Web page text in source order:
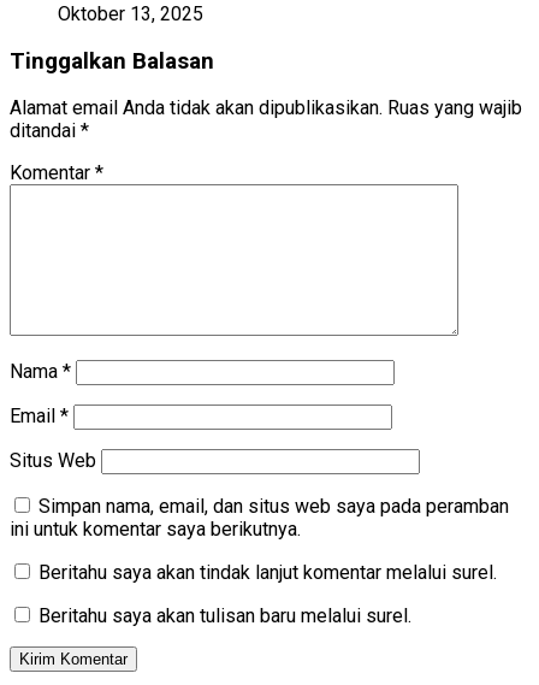
Oktober 13, 2025
Tinggalkan Balasan
Alamat email Anda tidak akan dipublikasikan. Ruas yang wajib
ditandai *
Komentar *
Nama *
Email *
Situs Web
Simpan nama, email, dan situs web saya pada peramban
ini untuk komentar saya berikutnya.
Beritahu saya akan tindak lanjut komentar melalui surel.
Beritahu saya akan tulisan baru melalui surel.